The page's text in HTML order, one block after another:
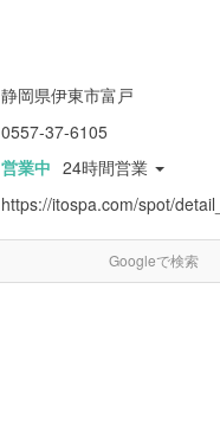
静岡県伊東市富戸
0557-37-6105
営業中 24時間営業
https://itospa.com/spot/
Googleで検索